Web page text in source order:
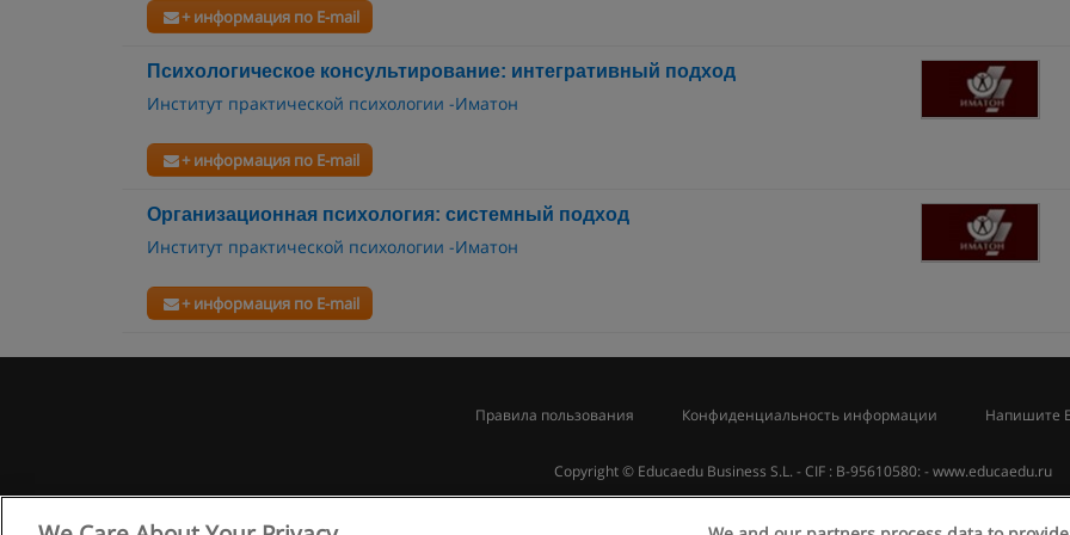
+ информация по E-mail
Психологическое консультирование: интегративный подход
Институт практической психологии -Иматон
+ информация по E-mail
Организационная психология: системный подход
Институт практической психологии -Иматон
+ информация по E-mail
Правила пользования Конфиденциальность информации Напишите
Copyright © Educaedu Business S.L. - CIF : B-95610580: - www.educaedu.ru